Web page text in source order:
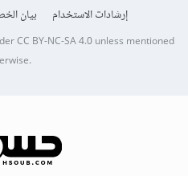
إرشادات الاستخدام
بيان
CC BY-NC-SA 4.0unless mentioned